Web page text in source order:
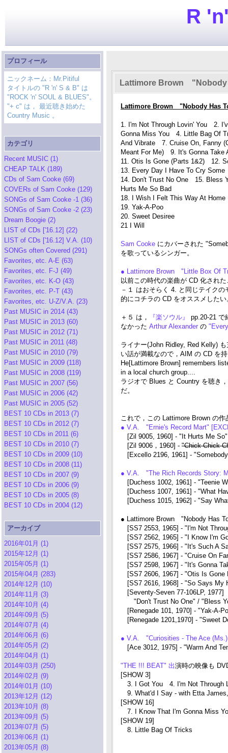
R
プロフィール
ニックネーム：Mr.Pitiful
タイトルの "R 'n' S & B" は
"ROCK 'n' SOUL & BLUES"。
"+ c" は， 最近聴き始めた
Country Music 。
カテゴリ
Recent MUSIC (1)
CHEAP TALK (189)
CDs of Sam Cooke (69)
COVERs of Sam Cooke (129)
SONGs of Sam Cooke -1 (36)
SONGs of Sam Cooke -2 (23)
Dream Boogie (2)
LIST of CDs ['16.12] (22)
LIST of CDs ['16.12] V.A. (10)
SONGs often Covered (291)
Favorites, etc. A-E (63)
Favorites, etc. F-J (49)
Favorites, etc. K-O (43)
Favorites, etc. P-T (43)
Favorites, etc. U-Z/V.A. (23)
Past MUSIC in 2014 (43)
Past MUSIC in 2013 (60)
Past MUSIC in 2012 (71)
Past MUSIC in 2011 (48)
Past MUSIC in 2010 (79)
Past MUSIC in 2009 (118)
Past MUSIC in 2008 (119)
Past MUSIC in 2007 (56)
Past MUSIC in 2006 (42)
Past MUSIC in 2005 (52)
BEST 10 CDs in 2013 (7)
BEST 10 CDs in 2012 (7)
BEST 10 CDs in 2011 (6)
BEST 10 CDs in 2010 (7)
BEST 10 CDs in 2009 (10)
BEST 10 CDs in 2008 (11)
BEST 10 CDs in 2007 (9)
BEST 10 CDs in 2006 (9)
BEST 10 CDs in 2005 (8)
BEST 10 CDs in 2004 (12)
アーカイブ
2016年01月 (1)
2015年12月 (1)
2015年05月 (1)
2015年04月 (283)
2014年12月 (10)
2014年11月 (3)
2014年10月 (4)
2014年09月 (5)
2014年07月 (4)
2014年06月 (6)
2014年05月 (2)
2014年04月 (1)
2014年03月 (250)
2014年02月 (9)
2014年01月 (10)
2013年12月 (12)
2013年10月 (8)
2013年09月 (5)
2013年07月 (5)
2013年06月 (1)
2013年05月 (8)
Lattimore Brown "Nobody
Lattimore Brown "Nobody Has
1. I'm Not Through Lovin' You 2.
Gonna Miss You 4. Little Bag Of
And Vibrate 7. Cruise On, Fanny
Meant For Me) 9. It's Gonna
11. Otis Is Gone (Parts 1&2) 12.
13. Every Day I Have To Cry Some
14. Don't Trust No One 15. Bless
Hurts Me So Bad
18. I Wish I Felt This Way At Home
19. Yak-A-Poo
20. Sweet Desiree
21 I Will
Sam Cooke にカバーされた
を歌っているシンガー。
● Lattimore Brown "Little Box Of
以前この時代の楽曲が CD 化され
－１ はおそらく 4. と同じテイク
的にコチラの CD をオススメしたい
＋５ は， 『楽ソウル』 pp.20-21 で
なかった Arthur Alexander の
ライナー(John Ridley, Red Kelly)
い話が満載なので，AIM の CD を
He[Lattimore Brown] remembers
in a local church group....
ラジオで Blues と Country を聴き
だ。
これで，この Lattimore Brown の
● V.A. "Ernie's Record Mart"
[Zil 9005, 1960] - "It Hurts Me
[Zil 9006，1960] - "Chick Chick
[Excello 2196, 1961] -
● V.A. "The Rich Records Story:
[Duchess 1002, 1961] - "Teenie
[Duchess 1007, 1961] - "What
[Duchess 1015, 1962] - "Say
● Lattimore Brown "Nobody Has
[SS7 2553, 1965] - "I'm Not
[SS7 2562, 1965] - "I Know I'm
[SS7 2575, 1966] - "It's Such A
[SS7 2586, 1967] - "Cruise On
[SS7 2598, 1967] - "It's Gonna
[SS7 2606, 1967] - "Otis Is Gone
[SS7 2616, 1968] - "So Says My
[Seventy-Seven 77-106LP, 1977]
"Don't Trust No One" / "Bless
[Renegade 101, 1970] - "Yak-A-
[Renegade 1201,1970] - "Sweet
● V.A. "Curiosities - The Ace
[Ace 3012, 1975] - "Warm And
"THE !!! BEAT" 出演時の映像も
[SHOW 3]
3. I Got You 4. I'm Not Through
9. What'd I Say - with Etta
[SHOW 16]
7. I Know That I'm Gonna Miss
[SHOW 19]
8. Little Bag Of Tricks